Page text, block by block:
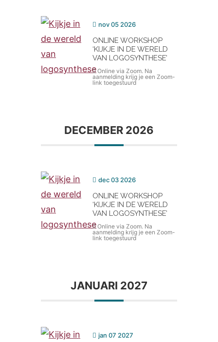
nov 05 2026
ONLINE WORKSHOP
‘KIJKJE IN DE WERELD
VAN LOGOSYNTHESE’
Online via Zoom. Na
aanmelding krijg je een Zoom-
link toegestuurd
DECEMBER 2026
dec 03 2026
ONLINE WORKSHOP
‘KIJKJE IN DE WERELD
VAN LOGOSYNTHESE’
Online via Zoom. Na
aanmelding krijg je een Zoom-
link toegestuurd
JANUARI 2027
jan 07 2027